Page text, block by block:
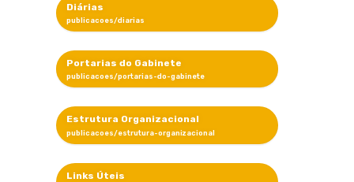
Diárias
Portarias do Gabinete
Estrutura Organizacional
Links Úteis